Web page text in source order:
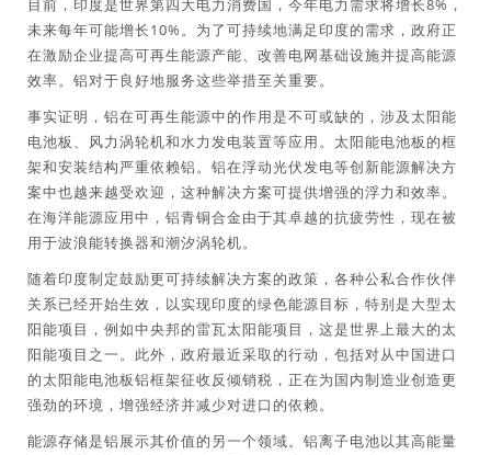
目前，印度是世界第四大电力消费国，今年电力需求将增长8%，
未来每年可能增长10%。为了可持续地满足印度的需求，政府正
在激励企业提高可再生能源产能、改善电网基础设施并提高能源
效率。铝对于良好地服务这些举措至关重要。
事实证明，铝在可再生能源中的作用是不可或缺的，涉及太阳能
电池板、风力涡轮机和水力发电装置等应用。太阳能电池板的框
架和安装结构严重依赖铝。铝在浮动光伏发电等创新能源解决方
案中也越来越受欢迎，这种解决方案可提供增强的浮力和效率。
在海洋能源应用中，铝青铜合金由于其卓越的抗疲劳性，现在被
用于波浪能转换器和潮汐涡轮机。
随着印度制定鼓励更可持续解决方案的政策，各种公私合作伙伴
关系已经开始生效，以实现印度的绿色能源目标，特别是大型太
阳能项目，例如中央邦的雷瓦太阳能项目，这是世界上最大的太
阳能项目之一。此外，政府最近采取的行动，包括对从中国进口
的太阳能电池板铝框架征收反倾销税，正在为国内制造业创造更
强劲的环境，增强经济并减少对进口的依赖。
能源存储是铝展示其价值的另一个领域。铝离子电池以其高能量